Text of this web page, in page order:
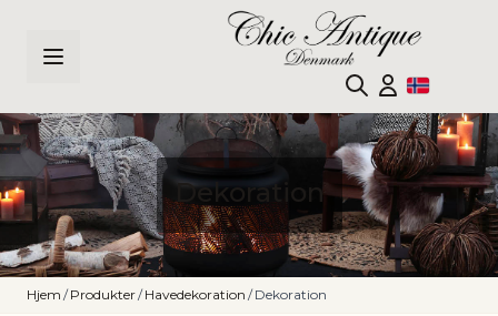
Dekoration
Hjem / Produkter/ Havedekoration / Dekoration